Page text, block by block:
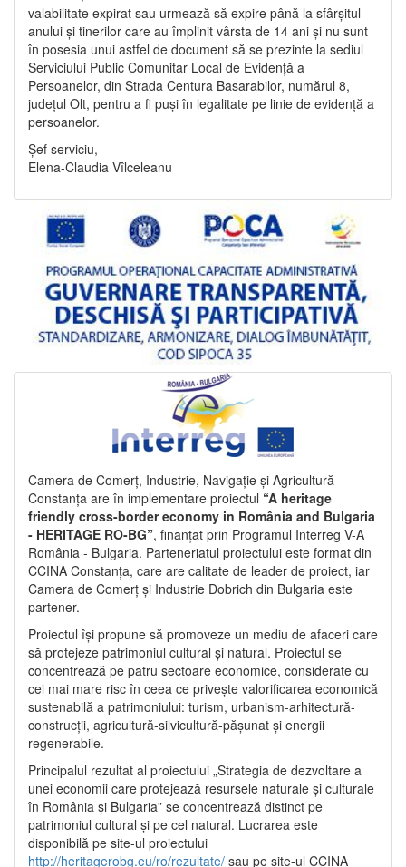
valabilitate expirat sau urmează să expire până la sfârșitul
anului și tinerilor care au împlinit vârsta de 14 ani și nu sunt
în posesia unui astfel de document să se prezinte la sediul
Serviciului Public Comunitar Local de Evidență a
Persoanelor, din Strada Centura Basarabilor, numărul 8,
județul Olt, pentru a fi puși în legalitate pe linie de evidență a
persoanelor.
Șef serviciu,
Elena-Claudia Vîlceleanu
Camera de Comerț, Industrie, Navigație și Agricultură
Constanța are în implementare proiectul “A heritage
friendly cross-border economy in România and Bulgaria
- HERITAGE RO-BG”, finanțat prin Programul Interreg V-A
România - Bulgaria. Parteneriatul proiectului este format din
CCINA Constanța, care are calitate de leader de proiect, iar
Camera de Comerț și Industrie Dobrich din Bulgaria este
partener.
Proiectul își propune să promoveze un mediu de afaceri care
să protejeze patrimoniul cultural și natural. Proiectul se
concentrează pe patru sectoare economice, considerate cu
cel mai mare risc în ceea ce privește valorificarea economică
sustenabilă a patrimoniului: turism, urbanism-arhitectură-
construcții, agricultură-silvicultură-pășunat și energii
regenerabile.
Principalul rezultat al proiectului „Strategia de dezvoltare a
unei economii care protejează resursele naturale și culturale
în România și Bulgaria” se concentrează distinct pe
patrimoniul cultural și pe cel natural. Lucrarea este
disponibilă pe site-ul proiectului
http://heritagerobg.eu/ro/rezultate/ sau pe site-ul CCINA